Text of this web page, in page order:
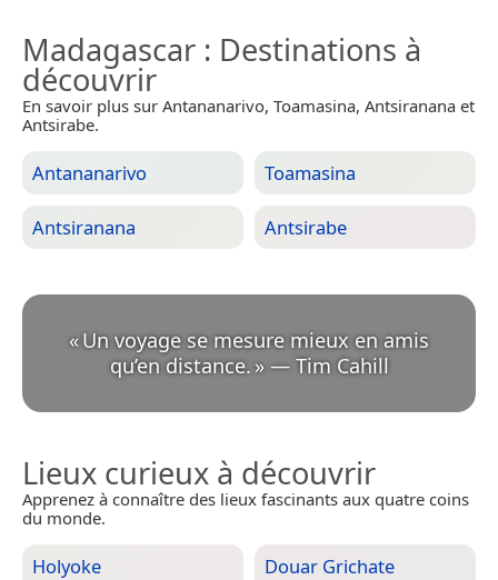
Madagascar : Destinations à
découvrir
En savoir plus sur Antananarivo, Toamasina, Antsiranana et
Antsirabe.
Antananarivo Toamasina
Antsiranana Antsirabe
«Un voyage se mesure mieux en amis
qu’en distance. » — Tim Cahill
Lieux curieux à découvrir
Apprenez à connaître des lieux fascinants aux quatre coins
du monde.
Holyoke Douar Grichate